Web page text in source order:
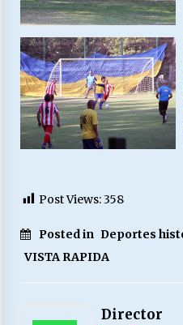
Post Views:358
Posted in Deportes
VISTA RAPIDA
Director